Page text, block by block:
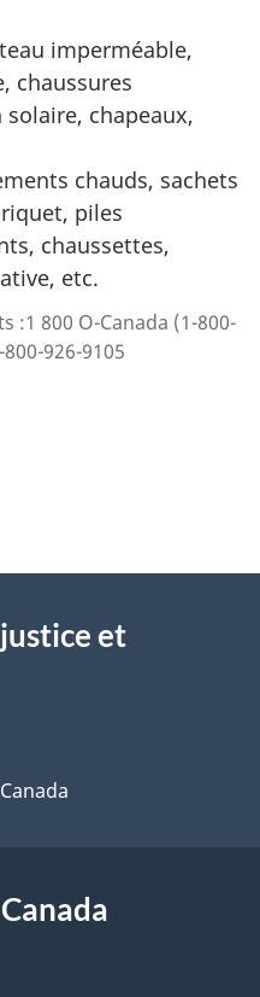
imperméable,
chaussures
chapeaux,
chauds, sachets
piles
chaussettes,
etc.
:1 800 O-Canada (1-800-
800-926-9105
et